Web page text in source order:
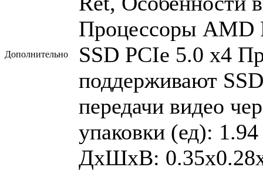
Дополнительно
Процессоры AMD
SSD PCIe 5.0 x4
поддерживают
передачи видео
упаковки (ед):
ДхШхВ: